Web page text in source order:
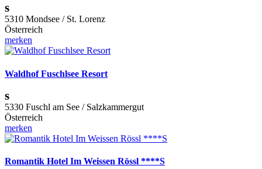
s
5310 Mondsee / St. Lorenz
Österreich
merken
Waldhof Fuschlsee Resort
s
5330 Fuschl am See / Salzkammergut
Österreich
merken
Romantik Hotel Im Weissen Rössl ****S